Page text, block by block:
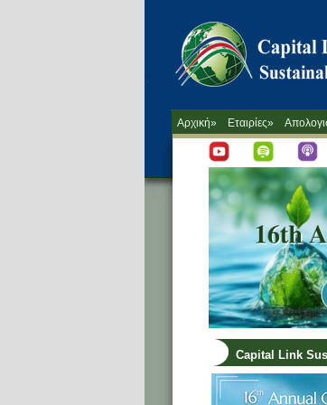
Αρχική» Εταιρίες»
Capital Link